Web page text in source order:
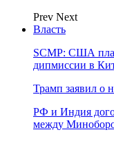
Prev Next
Власть
SCMP: США
дипмиссии в
Трамп заявил о
РФ и Индия
между